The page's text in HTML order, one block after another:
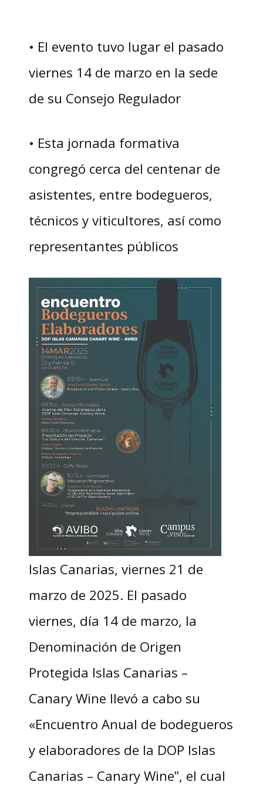
• El evento tuvo lugar el pasado
viernes 14 de marzo en la sede
de su Consejo Regulador
• Esta jornada formativa
congregó cerca del centenar de
asistentes, entre bodegueros,
técnicos y viticultores, así como
representantes públicos
Islas Canarias, viernes 21 de
marzo de 2025. El pasado
viernes, día 14 de marzo, la
Denominación de Origen
Protegida Islas Canarias –
Canary Wine llevó a cabo su
«Encuentro Anual de bodegueros
y elaboradores de la DOP Islas
Canarias – Canary Wine”, el cual